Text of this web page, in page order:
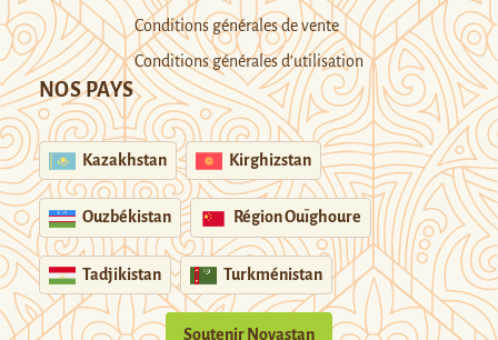
Conditions générales de vente
Conditions générales d’utilisation
NOS PAYS
Kazakhstan Kirghizstan
Ouzbékistan Région Ouïghoure
Tadjikistan Turkménistan
Soutenir Novastan